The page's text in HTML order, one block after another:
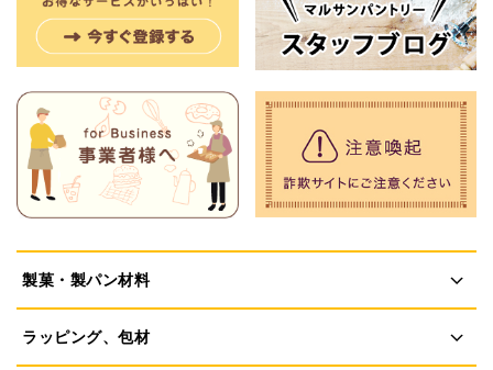
製菓・製パン材料
ラッピング、包材